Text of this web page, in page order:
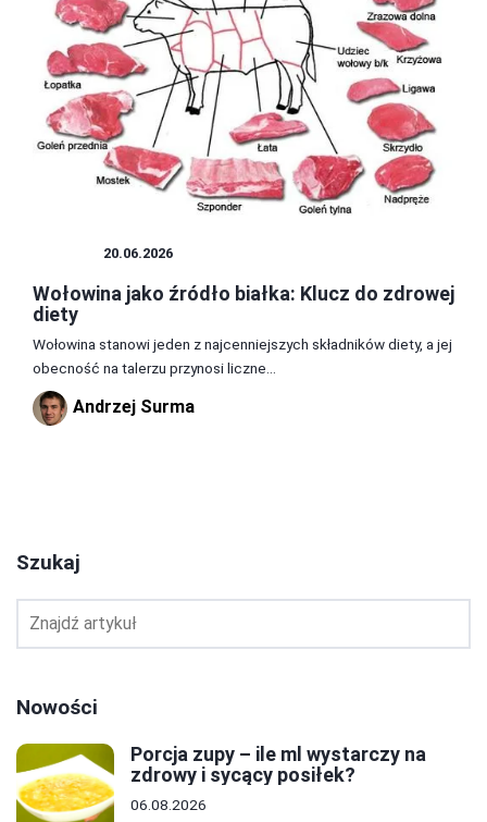
20.06.2026
Wołowina jako źródło białka: Klucz do zdrowej
diety
Wołowina stanowi jeden z najcenniejszych składników diety, a jej
obecność na talerzu przynosi liczne...
Andrzej Surma
Szukaj
Nowości
Porcja zupy – ile ml wystarczy na
zdrowy i sycący posiłek?
06.08.2026